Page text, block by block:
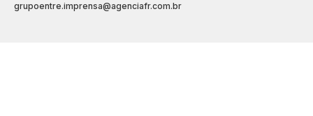
grupoentre.imprensa@agenciafr.com.br